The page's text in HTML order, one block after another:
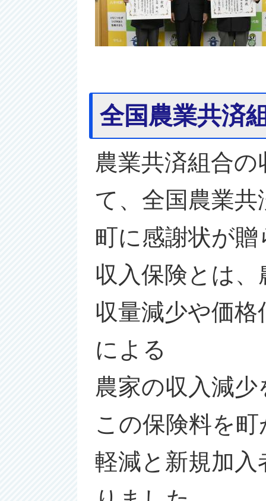
全国農業共済
農業共済組合
て、全国農業
町に感謝状が
収入保険とは
収量減少や価
による
農家の収入減
この保険料を
軽減と新規加